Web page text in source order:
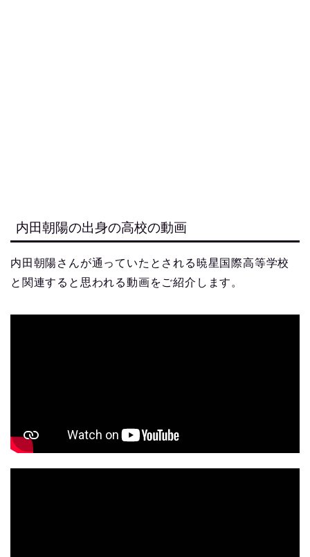
内田朝陽の出身の高校の動画
内田朝陽さんが通っていたとされる暁星国際高等学校
と関連すると思われる動画をご紹介します。